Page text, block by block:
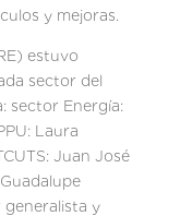
y mejoras.
estuvo
sector del
sector Energía:
Laura
Juan José
y